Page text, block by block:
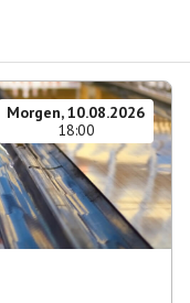
Morgen, 10.08.2026
18:00